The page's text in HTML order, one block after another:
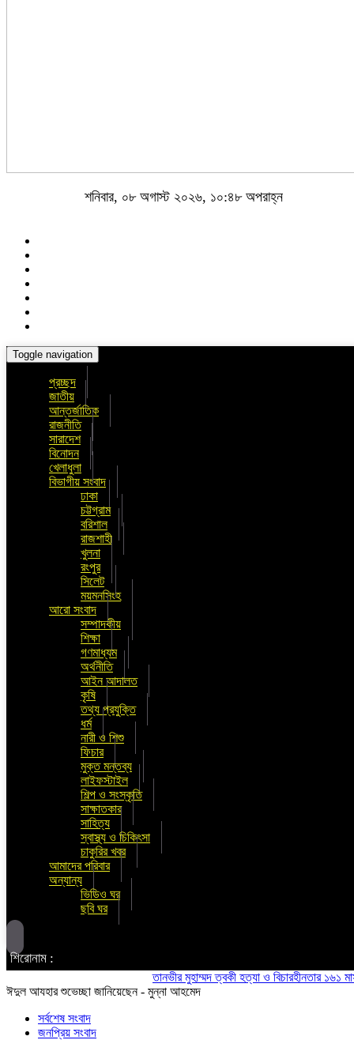
শনিবার, ০৮ অগাস্ট ২০২৬, ১০:৪৮ অপরাহ্ন
Toggle navigation
প্রচ্ছদ
জাতীয়
আন্তর্জাতিক
রাজনীতি
সারাদেশ
বিনোদন
খেলাধুলা
বিভাগীয় সংবাদ
ঢাকা
চট্টগ্রাম
বরিশাল
রাজশাহী
খুলনা
রংপুর
সিলেট
ময়মনসিংহ
আরো সংবাদ
সম্পাদকীয়
শিক্ষা
গণমাধ্যম
অর্থনীতি
আইন আদালত
কৃষি
তথ্য প্রযুক্তি
ধর্ম
নারী ও শিশু
ফিচার
মুক্ত মন্তব্য
লাইফস্টাইল
শিল্প ও সংস্কৃতি
সাক্ষাতকার
সাহিত্য
স্বাস্থ্য ও চিকিৎসা
চাকুরির খবর
আমাদের পরিবার
অন্যান্য
ভিডিও ঘর
ছবি ঘর
শিরোনাম :
তানভীর মুহাম্মদ ত্বকী হত্যা ও বিচারহীনতার ১৬১ মাস
ঈদুল আযহার শুভেচ্ছা জানিয়েছেন - মুন্না আহমেদ
সর্বশেষ সংবাদ
জনপ্রিয় সংবাদ